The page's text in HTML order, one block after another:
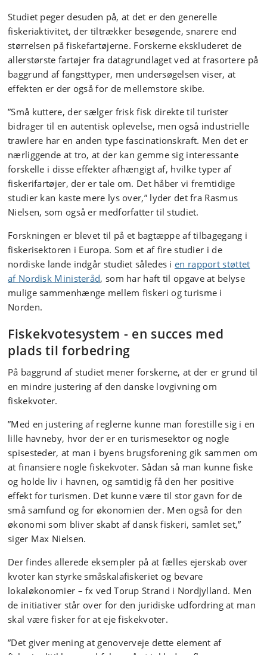
Studiet peger desuden på, at det er den generelle
fiskeriaktivitet, der tiltrækker besøgende, snarere end
størrelsen på fiskefartøjerne. Forskerne ekskluderet de
allerstørste fartøjer fra datagrundlaget ved at frasortere på
baggrund af fangsttyper, men undersøgelsen viser, at
effekten er der også for de mellemstore skibe.
”Små kuttere, der sælger frisk fisk direkte til turister
bidrager til en autentisk oplevelse, men også industrielle
trawlere har en anden type fascinationskraft. Men det er
nærliggende at tro, at der kan gemme sig interessante
forskelle i disse effekter afhængigt af, hvilke typer af
fiskerifartøjer, der er tale om. Det håber vi fremtidige
studier kan kaste mere lys over,” lyder det fra Rasmus
Nielsen, som også er medforfatter til studiet.
Forskningen er blevet til på et bagtæppe af tilbagegang i
fiskerisektoren i Europa. Som et af fire studier i de
nordiske lande indgår studiet således ien rapport støttet
af Nordisk Ministeråd, som har haft til opgave at belyse
mulige sammenhænge mellem fiskeri og turisme i
Norden.
Fiskekvotesystem - en succes med
plads til forbedring
På baggrund af studiet mener forskerne, at der er grund til
en mindre justering af den danske lovgivning om
fiskekvoter.
”Med en justering af reglerne kunne man forestille sig i en
lille havneby, hvor der er en turismesektor og nogle
spisesteder, at man i byens brugsforening gik sammen om
at finansiere nogle fiskekvoter. Sådan så man kunne fiske
og holde liv i havnen, og samtidig få den her positive
effekt for turismen. Det kunne være til stor gavn for de
små samfund og for økonomien der. Men også for den
økonomi som bliver skabt af dansk fiskeri, samlet set,”
siger Max Nielsen.
Der findes allerede eksempler på at fælles ejerskab over
kvoter kan styrke småskalafiskeriet og bevare
lokaløkonomier – fx ved Torup Strand i Nordjylland. Men
de initiativer står over for den juridiske udfordring at man
skal være fisker for at eje fiskekvoter.
”Det giver mening at genoverveje dette element af